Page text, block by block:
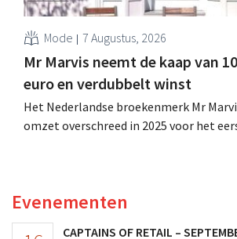
Mode 7 Augustus, 2026
Mr Marvis neemt de kaap van
euro en verdubbelt winst
Het Nederlandse broekenmerk Mr
omzet overschreed in 2025 voor het
Evenementen
CAPTAINS OF RETAIL –